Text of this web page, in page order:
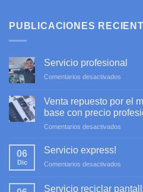
PUBLICACIONES
Servicio profesional
Comentarios desactivados
Venta repuesto por el
base con precio
Comentarios desactivados
y
06
Dic
Servicio express!
Comentarios desactivados
express!
Servicio reciclar